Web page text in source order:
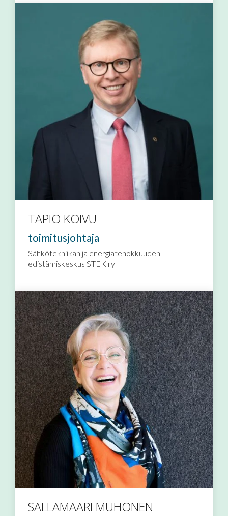
TAPIO KOIVU
toimitusjohtaja
Sähkötekniikan ja energiatehokkuuden
edistämiskeskus STEK ry
SALLAMAARI MUHONEN